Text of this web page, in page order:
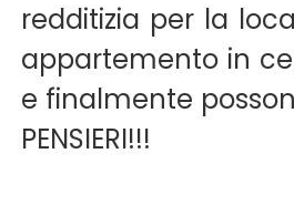
redditizia per la
appartemento in
e finalmente
PENSIERI!!!